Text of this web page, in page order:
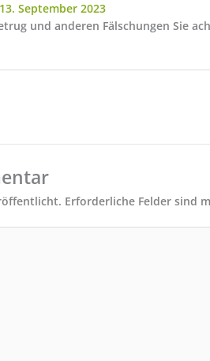
13. September 2023
und anderen Fälschungen Sie
Erforderliche Felder sind